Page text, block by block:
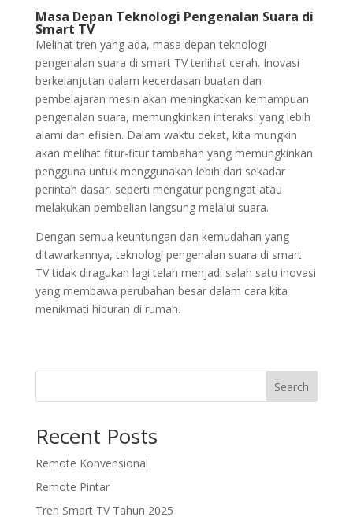
Masa Depan Teknologi Pengenalan Suara di
Smart TV
Melihat tren yang ada, masa depan teknologi
pengenalan suara di smart TV terlihat cerah. Inovasi
berkelanjutan dalam kecerdasan buatan dan
pembelajaran mesin akan meningkatkan kemampuan
pengenalan suara, memungkinkan interaksi yang lebih
alami dan efisien. Dalam waktu dekat, kita mungkin
akan melihat fitur-fitur tambahan yang memungkinkan
pengguna untuk menggunakan lebih dari sekadar
perintah dasar, seperti mengatur pengingat atau
melakukan pembelian langsung melalui suara.
Dengan semua keuntungan dan kemudahan yang
ditawarkannya, teknologi pengenalan suara di smart
TV tidak diragukan lagi telah menjadi salah satu inovasi
yang membawa perubahan besar dalam cara kita
menikmati hiburan di rumah.
Search
Recent Posts
Remote Konvensional
Remote Pintar
Tren Smart TV Tahun 2025